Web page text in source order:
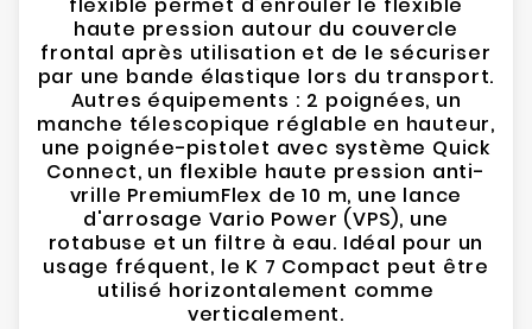
haute pression autour du couvercle
frontal après utilisation et de le sécuriser
par une bande élastique lors du transport.
Autres équipements : 2 poignées, un
manche télescopique réglable en hauteur,
une poignée-pistolet avec système Quick
Connect, un flexible haute pression anti-
vrille PremiumFlex de 10 m, une lance
d'arrosage Vario Power (VPS), une
rotabuse et un filtre à eau. Idéal pour un
usage fréquent, le K 7 Compact peut être
utilisé horizontalement comme
verticalement.